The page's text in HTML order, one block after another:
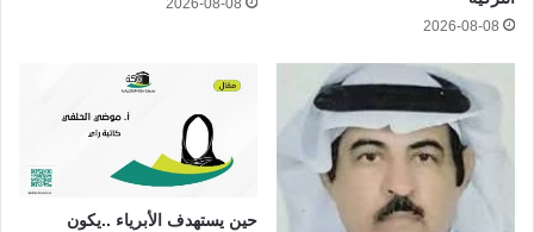
2026-08-08
2026-08-08
حين يستهدف الأبرياء ..يكون